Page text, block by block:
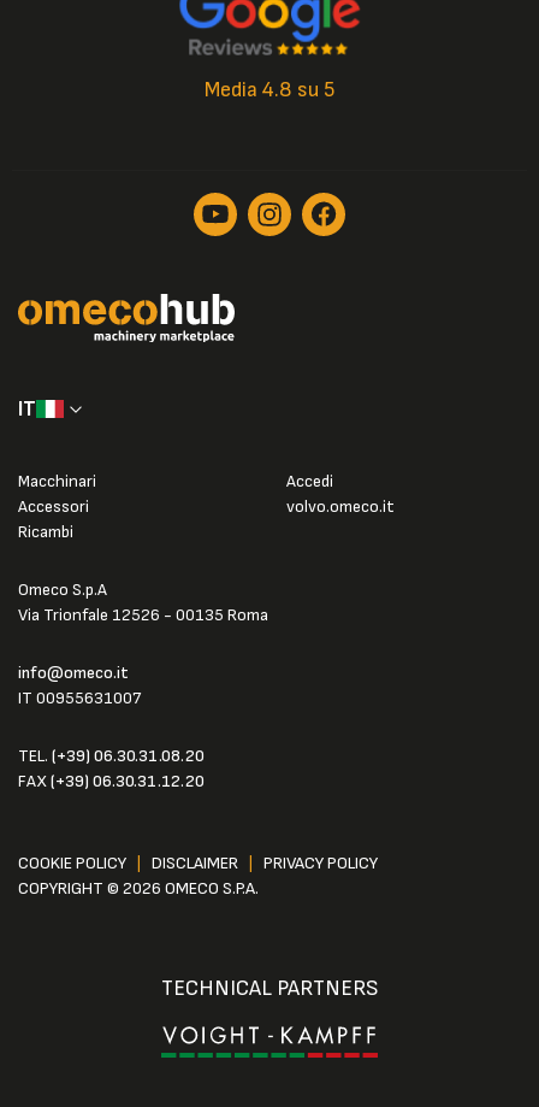
Media 4.8 su 5
IT
Omeco S.p.A
Via Trionfale 12526 - 00135 Roma
info@omeco.it
IT 00955631007
TEL. (+39) 06.30.31.08.20
FAX(+39) 06.30.31.12.20
Macchinari
Accessori
Ricambi
Accedi
volvo.omeco.it
COOKIE POLICY DISCLAIMER
PRIVACY POLICY
COPYRIGHT © 2026 OMECO S.P.A.
TECHNICAL PARTNERS